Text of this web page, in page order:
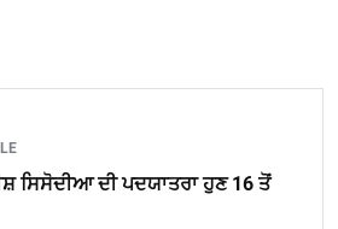
ਸਿਸੋਦੀਆ ਦੀ ਪਦਯਾਤਰਾ ਹੁਣ 16 ਤੋਂ